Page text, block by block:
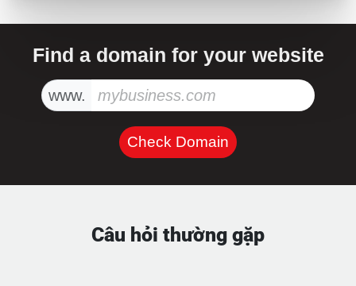
Find a domain for your website
www.
Check Domain
Câu hỏi thường gặp